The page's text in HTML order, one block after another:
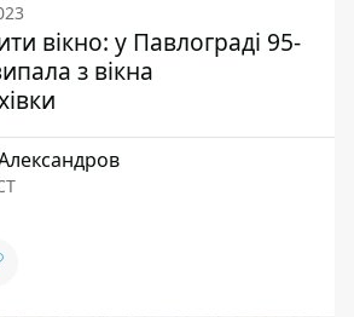
вікно: у Павлограді 95-
з вікна